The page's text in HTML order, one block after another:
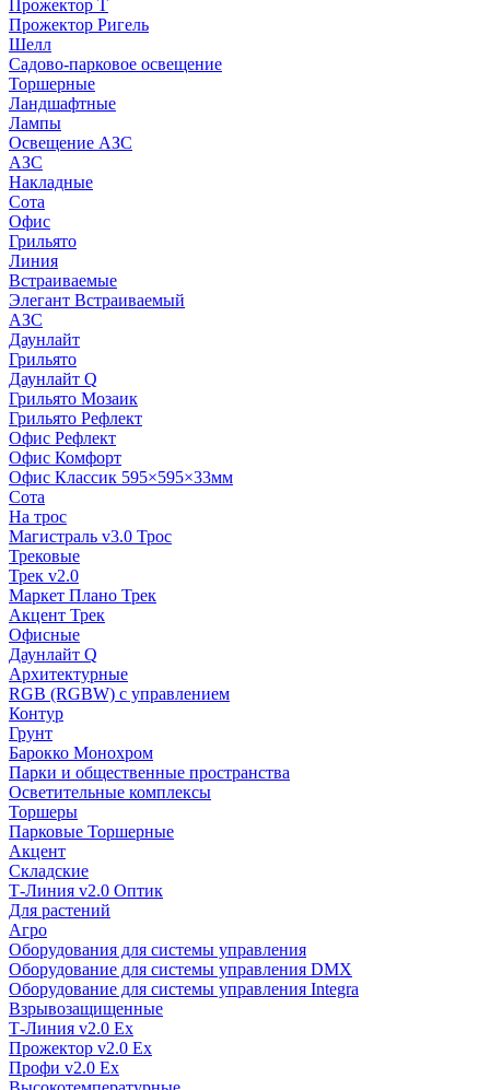
Прожектор Т
Прожектор Ригель
Шелл
Садово-парковое освещение
Торшерные
Ландшафтные
Лампы
Освещение АЗС
АЗС
Накладные
Сота
Офис
Грильято
Линия
Встраиваемые
Элегант Встраиваемый
АЗС
Даунлайт
Грильято
Даунлайт Q
Грильято Мозаик
Грильято Рефлект
Офис Рефлект
Офис Комфорт
Офис Классик 595×595×33мм
Сота
На трос
Магистраль v3.0 Трос
Трековые
Трек v2.0
Маркет Плано Трек
Акцент Трек
Офисные
Даунлайт Q
Архитектурные
RGB (RGBW) с управлением
Контур
Грунт
Барокко Монохром
Парки и общественные пространства
Осветительные комплексы
Торшеры
Парковые Торшерные
Акцент
Складские
Т-Линия v2.0 Оптик
Для растений
Агро
Оборудования для системы управления
Оборудование для системы управления DMX
Оборудование для системы управления Integra
Взрывозащищенные
Т-Линия v2.0 Ex
Прожектор v2.0 Ex
Профи v2.0 Ex